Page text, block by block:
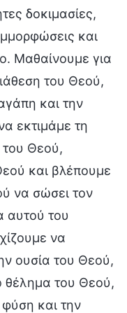
δοκιμασίες,
και
Μαθαίνουμε για
του Θεού,
και την
εκτιμάμε τη
του Θεού,
και βλέπουμε
να σώσει τον
αυτού του
να
ουσία του Θεού,
θέλημα του Θεού,
και την